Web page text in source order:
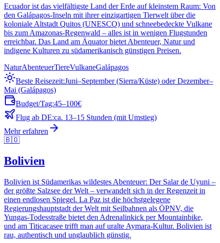
Ecuador ist das vielfältigste Land der Erde auf kleinstem Raum: Von
den Galápagos-Inseln mit ihrer einzigartigen Tierwelt über die
koloniale Altstadt Quitos (UNESCO) und schneebedeckte Vulkane
bis zum Amazonas-Regenwald – alles ist in wenigen Flugstunden
erreichbar. Das Land am Äquator bietet Abenteuer, Natur und
indigene Kulturen zu südamerikanisch günstigen Preisen.
NaturAbenteuerTiereVulkaneGalápagos
Beste Reisezeit:Juni–September (Sierra/Küste) oder Dezember–
Mai (Galápagos)
Budget/Tag:45–100€
Flug ab DE:ca. 13–15 Stunden (mit Umstieg)
Mehr erfahren
🇧🇴
Bolivien
Bolivien ist Südamerikas wildestes Abenteuer: Der Salar de Uyuni –
der größte Salzsee der Welt – verwandelt sich in der Regenzeit in
einen endlosen Spiegel. La Paz ist die höchstgelegene
Regierungshauptstadt der Welt mit Seilbahnen als ÖPNV, die
Yungas-Todesstraße bietet den Adrenalinkick per Mountainbike,
und am Titicacasee trifft man auf uralte Aymara-Kultur. Bolivien ist
rau, authentisch und unglaublich günstig.